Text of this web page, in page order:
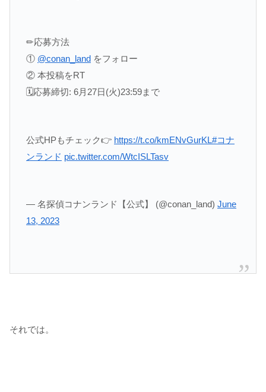
✏応募方法
① @conan_land をフォロー
② 本投稿をRT
🗓応募締切: 6月27日(火)23:59まで
公式HPもチェック👉 https://t.co/kmENvGurKL#コナ
ンランド pic.twitter.com/WtcISLTasv
— 名探偵コナンランド【公式】 (@conan_land) June
13, 2023
それでは。